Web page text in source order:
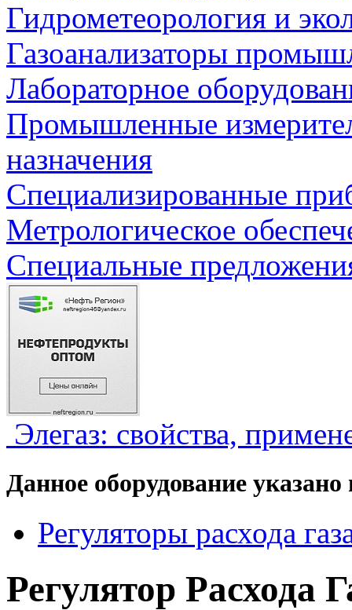
Гидрометеорология и
Газоанализаторы
Лабораторное
Промышленные
назначения
Специализированные
Метрологическое
Специальные
Элегаз: свойства,
Данное оборудование
Регуляторы расхода
Регулятор Расхода